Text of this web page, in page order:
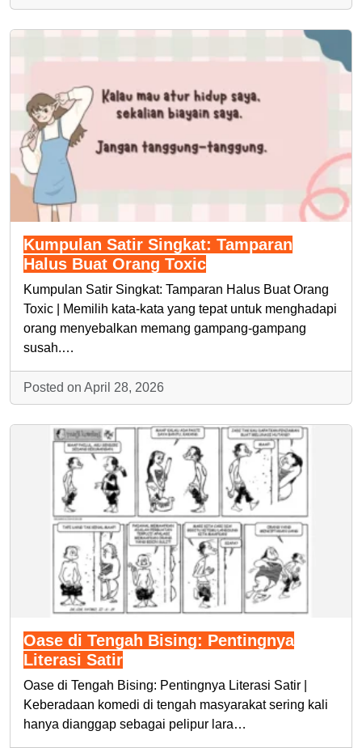
Kumpulan Satir Singkat: Tamparan
Halus Buat Orang Toxic
Kumpulan Satir Singkat: Tamparan Halus Buat Orang
Toxic | Memilih kata-kata yang tepat untuk menghadapi
orang menyebalkan memang gampang-gampang
susah.…
Posted on April 28, 2026
Oase di Tengah Bising: Pentingnya
Literasi Satir
Oase di Tengah Bising: Pentingnya Literasi Satir |
Keberadaan komedi di tengah masyarakat sering kali
hanya dianggap sebagai pelipur lara…